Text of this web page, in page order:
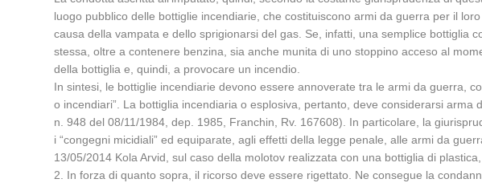
luogo pubblico delle bottiglie incendiarie, che costituiscono armi da guerra per il
causa della vampata e dello sprigionarsi del gas. Se, infatti, una semplice bottiglia
stessa, oltre a contenere benzina, sia anche munita di uno stoppino acceso al
della bottiglia e, quindi, a provocare un incendio.
In sintesi, le bottiglie incendiarie devono essere annoverate tra le armi da guerra,
o incendiari”. La bottiglia incendiaria o esplosiva, pertanto, deve considerarsi
n. 948 del 08/11/1984, dep. 1985, Franchin, Rv. 167608). In particolare, la
i “congegni micidiali” ed equiparate, agli effetti della legge penale, alle armi da
13/05/2014 Kola Arvid, sul caso della molotov realizzata con una bottiglia di
2. In forza di quanto sopra, il ricorso deve essere rigettato. Ne consegue la